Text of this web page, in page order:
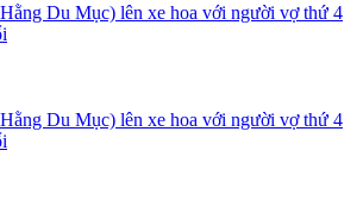
Du Mục) lên xe hoa với người vợ thứ 4
Du Mục) lên xe hoa với người vợ thứ 4